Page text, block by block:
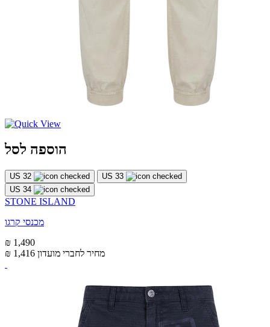
הוספה לסל
US 32
US 33
US 34
STONE ISLAND
מכנסי קרגו
₪ 1,490
₪ 1,416 מחיר לחברי מועדון